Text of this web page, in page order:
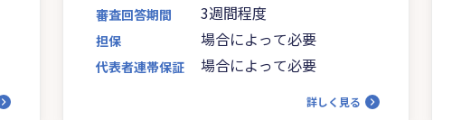
審査回答期間 3週間程度
担保 場合によって必要
代表者連帯保証 場合によって必要
詳しく見る